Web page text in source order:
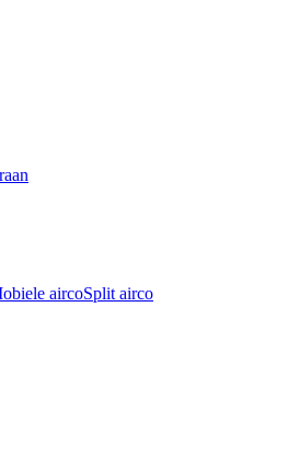
aircoSplit airco